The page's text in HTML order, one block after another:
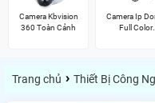
Camera Kbvision
360 Toàn Cảnh
Camera Ip
Full Color
Trang chủ › Thiết Bị Công